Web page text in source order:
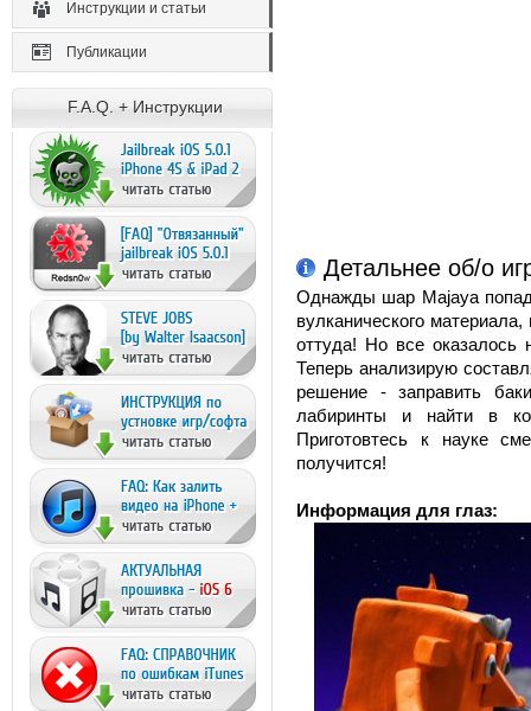
Инструкции и статьи
Публикации
F.A.Q. + Инструкции
Детальнее об/о
Однажды шар Majaya
вулканического
оттуда! Но все оказалось
Теперь анализирую
решение - заправить
лабиринты и найти в
Приготовтесь к науке
получится!
Информация для глаз: